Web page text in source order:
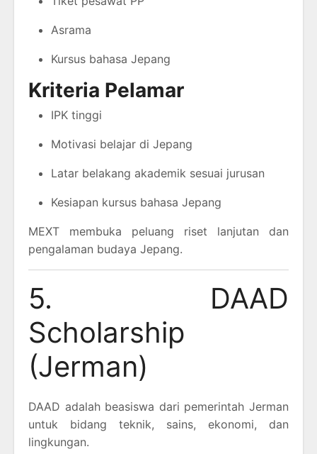
Asrama
Kursus bahasa Jepang
Kriteria Pelamar
IPK tinggi
Motivasi belajar di Jepang
Latar belakang akademik sesuai jurusan
Kesiapan kursus bahasa Jepang
MEXT membuka peluang riset lanjutan dan
pengalaman budaya Jepang.
5. DAAD
Scholarship
(Jerman)
DAAD adalah beasiswa dari pemerintah Jerman
untuk bidang teknik, sains, ekonomi, dan
lingkungan.